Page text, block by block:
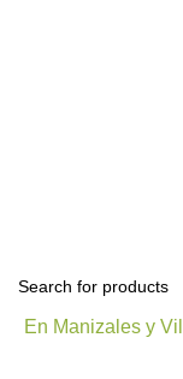
En Manizales y